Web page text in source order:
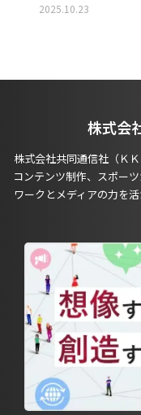
2025.10.23
株式会
株式会社共同通信社（Ｋ
コンテンツ制作、スポー
ワークとメディアの力を